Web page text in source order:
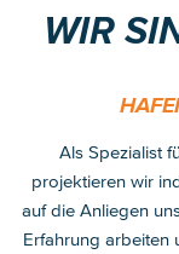
WIR
Als Spezialist
projektieren wir
auf die Anliegen
Erfahrung arbeiten